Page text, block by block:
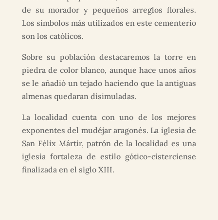
de su morador y pequeños arreglos florales.
Los símbolos más utilizados en este cementerio
son los católicos.
Sobre su población destacaremos la torre en
piedra de color blanco, aunque hace unos años
se le añadió un tejado haciendo que la antiguas
almenas quedaran disimuladas.
La localidad cuenta con uno de los mejores
exponentes del mudéjar aragonés. La iglesia de
San Félix Mártir, patrón de la localidad es una
iglesia fortaleza de estilo gótico-cisterciense
finalizada en el siglo XIII.